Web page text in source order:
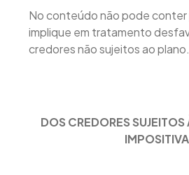
No conteúdo não pode conter
implique em tratamento
credores não sujeitos ao plano.
DOS CREDORES
IMPOSITIVA